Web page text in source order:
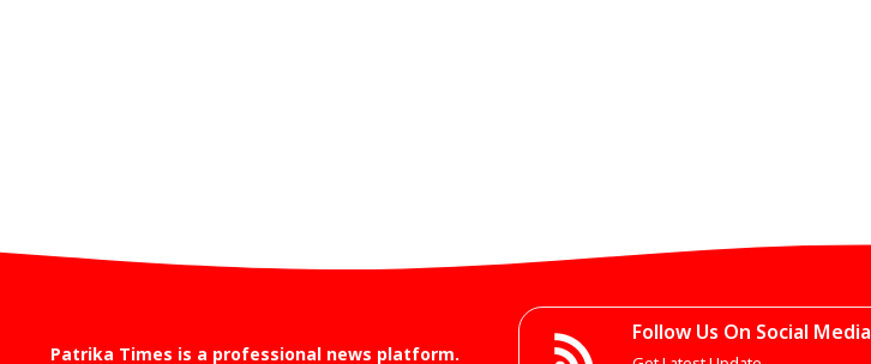
Patrika Times is a professional news platform.
Follow Us On Social Media